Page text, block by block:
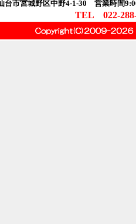
市宮城野区中野4-1-30 営業時間
TEL 022-